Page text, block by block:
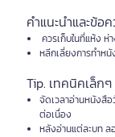
คำแนะนำและข้อค
ควรเก็บในที่แห้ง ห่
หลีกเลี่ยงการทำห
Tip. เทคนิคเล็กๆ
จัดเวลาอ่านหนังสื
ต่อเนื่อง
หลังอ่านแต่ละบท ล